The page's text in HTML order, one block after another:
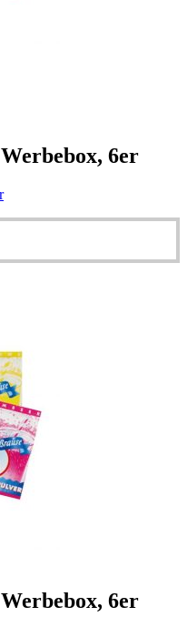
6er
6er